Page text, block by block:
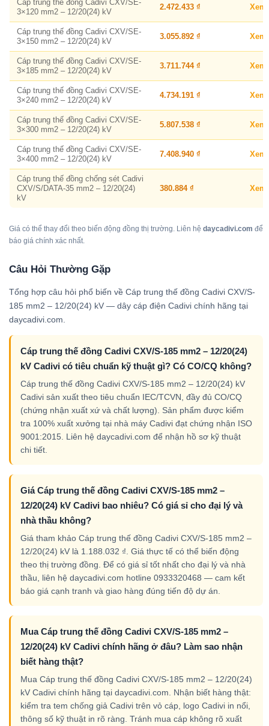
Cáp trung thế đồng Cadivi CXV/SE-
3×120 mm2 – 12/20(24) kV
2.472.433 ₫
Cáp trung thế đồng Cadivi CXV/SE-
3×150 mm2 – 12/20(24) kV
3.055.892 ₫
Cáp trung thế đồng Cadivi CXV/SE-
3×185 mm2 – 12/20(24) kV
3.711.744 ₫
Cáp trung thế đồng Cadivi CXV/SE-
3×240 mm2 – 12/20(24) kV
4.734.191 ₫
Cáp trung thế đồng Cadivi CXV/SE-
3×300 mm2 – 12/20(24) kV
5.807.538 ₫
Cáp trung thế đồng Cadivi CXV/SE-
3×400 mm2 – 12/20(24) kV
7.408.940 ₫
Cáp trung thế đồng chống sét Cadivi
CXV/S/DATA-35 mm2 – 12/20(24)
kV
380.884 ₫
Giá có thể thay đổi theo biến động đồng thị trường. Liên hệ daycadivi.com để
báo giá chính xác nhất.
Câu Hỏi Thường Gặp
Tổng hợp câu hỏi phổ biến về Cáp trung thế đồng Cadivi CXV/S-
185 mm2 – 12/20(24) kV — dây cáp điện Cadivi chính hãng tại
daycadivi.com.
Cáp trung thế đồng Cadivi CXV/S-185 mm2 – 12/20(24)
kV Cadivi có tiêu chuẩn kỹ thuật gì? Có CO/CQ không?
Cáp trung thế đồng Cadivi CXV/S-185 mm2 – 12/20(24) kV
Cadivi sản xuất theo tiêu chuẩn IEC/TCVN, đầy đủ CO/CQ
(chứng nhận xuất xứ và chất lượng). Sản phẩm được kiểm
tra 100% xuất xưởng tại nhà máy Cadivi đạt chứng nhận ISO
9001:2015. Liên hệ daycadivi.com để nhận hồ sơ kỹ thuật
chi tiết.
Giá Cáp trung thế đồng Cadivi CXV/S-185 mm2 –
12/20(24) kV Cadivi bao nhiêu? Có giá sỉ cho đại lý và
nhà thầu không?
Giá tham khảo Cáp trung thế đồng Cadivi CXV/S-185 mm2 –
12/20(24) kV là 1.188.032 ₫. Giá thực tế có thể biến động
theo thị trường đồng. Để có giá sỉ tốt nhất cho đại lý và nhà
thầu, liên hệ daycadivi.com hotline 0933320468 — cam kết
báo giá cạnh tranh và giao hàng đúng tiến độ dự án.
Mua Cáp trung thế đồng Cadivi CXV/S-185 mm2 –
12/20(24) kV Cadivi chính hãng ở đâu? Làm sao nhận
biết hàng thật?
Mua Cáp trung thế đồng Cadivi CXV/S-185 mm2 – 12/20(24)
kV Cadivi chính hãng tại daycadivi.com. Nhận biết hàng thật:
kiểm tra tem chống giả Cadivi trên vỏ cáp, logo Cadivi in nổi,
thông số kỹ thuật in rõ ràng. Tránh mua cáp không rõ xuất